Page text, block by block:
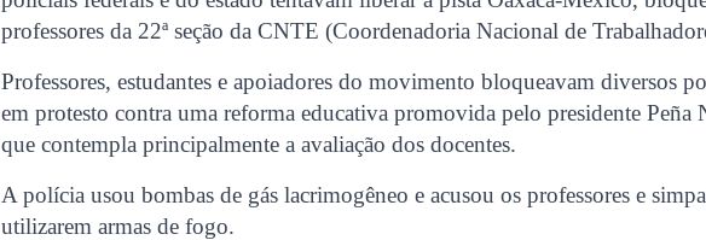
professores da 22ª seção da CNTE (Coordenadoria Nacional de
Professores, estudantes e apoiadores do movimento bloqueavam diversos
em protesto contra uma reforma educativa promovida pelo presidente Peña
que contempla principalmente a avaliação dos docentes.
A polícia usou bombas de gás lacrimogêneo e acusou os professores e
utilizarem armas de fogo.